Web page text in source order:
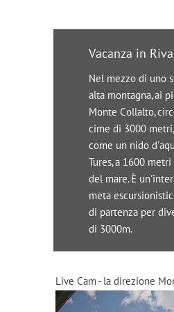
Vacanza in
Nel mezzo di uno
alta montagna, ai
Monte Collalto,
cime di 3000
come un nido
Tures, a 1600
del mare. È
meta
di partenza per
di 3000m.
Live Cam - la direzione